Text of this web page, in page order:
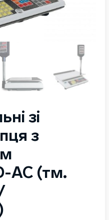
зі
з
АС (тм.